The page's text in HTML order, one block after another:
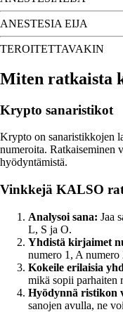
ANESTESIA EIJA
TEROITETTAVAKIN
Miten ratkaista
Krypto sanaristikot
Krypto on sanaristikkojen
numeroita. Ratkaiseminen
hyödyntämistä.
Vinkkejä KALSO
Analysoi sana: Jaa
L, S ja O.
Yhdistä kirjaimet
numero 1, A numero
Kokeile erilaisia
mikä sopii parhaiten
Hyödynnä ristikon
sanojen avulla, ne